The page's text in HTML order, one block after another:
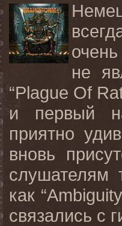
не
“Plague Of
и первый
приятно
вновь
слушателям
как
связались с